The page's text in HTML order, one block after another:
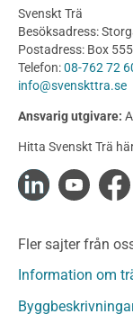
Utförande
Produkter
Limträ
Fanerträ
Fanerträ
Svenskt Trä
Besöksadress:
Postadress: Box
Telefon:08-762 72
info@svenskttra.se
Ansvarig utgivare:
Hitta Svenskt Trä
Fler sajter från
Information om